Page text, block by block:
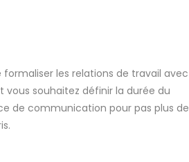
les relations de travail avec
souhaitez définir la durée du
de communication pour pas plus de